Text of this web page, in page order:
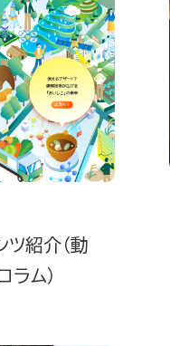
ツ紹介（動
ラム）